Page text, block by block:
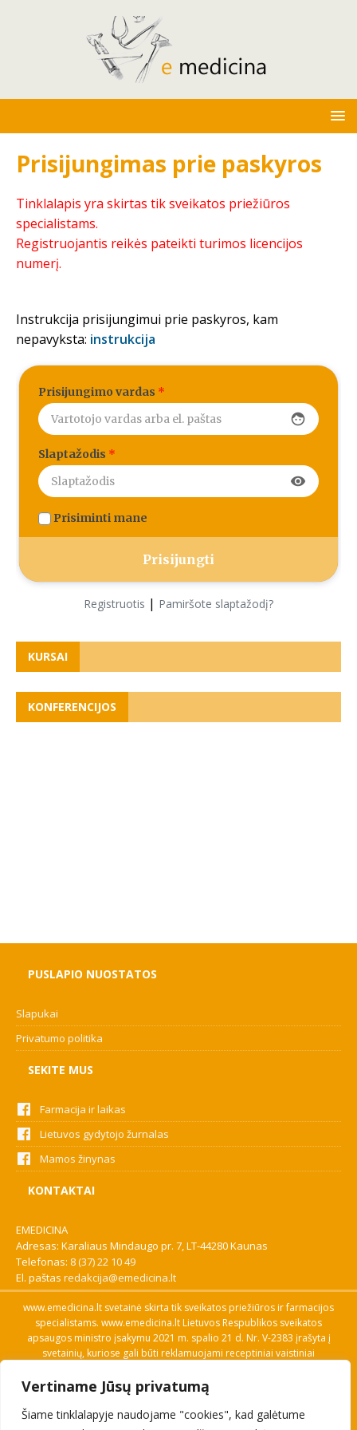
Vertiname Jūsų privatumą
Šiame tinklalapyje naudojame "cookies", kad galėtume
Prisijungimas prie paskyros
Tinklalapis yra skirtas tik sveikatos priežiūros
specialistams.
Registruojantis reikės pateikti turimos licencijos
numerį.
Instrukcija prisijungimui prie paskyros, kam
nepavyksta: instrukcija
Prisijungimo vardas *
face
Slaptažodis *
visibility
Prisiminti mane
Registruotis | Pamiršote slaptažodį?
KURSAI
KONFERENCIJOS
PUSLAPIO NUOSTATOS
Slapukai
Privatumo politika
SEKITE MUS
Farmacija ir laikas
Lietuvos gydytojo žurnalas
Mamos žinynas
KONTAKTAI
EMEDICINA
Adresas: Karaliaus Mindaugo pr. 7, LT-44280 Kaunas
Telefonas: 8 (37) 22 10 49
El. paštas redakcija@emedicina.lt
www.emedicina.lt svetainė skirta tik sveikatos priežiūros ir farmacijos
specialistams. www.emedicina.lt Lietuvos Respublikos sveikatos
apsaugos ministro įsakymu 2021 m. spalio 21 d. Nr. V-2383 įrašyta į
svetainių, kuriose gali būti reklamuojami receptiniai vaistiniai
savo profesinę kvalifikaciją. Naudingos nuorodos: Vaistų ir medicinos
pagalbos priemonių kainų paieška, VVKT tinklalapis, Sveikatos
priežiūros ar farmacijos specialisto pranešimo apie įtariamą